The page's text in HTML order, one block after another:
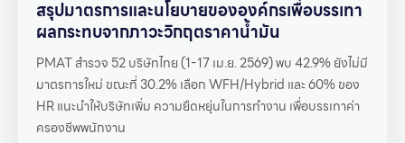
สรุปมาตรการและนโยบายขององค์กรเพื่อบรรเทา
ผลกระทบจากภาวะวิกฤตราคาน้ำมัน
PMAT สำรวจ 52 บริษัทไทย (1-17 เม.ย. 2569) พบ 42.9% ยังไม่มี
มาตรการใหม่ ขณะที่ 30.2% เลือก WFH/Hybrid และ 60% ของ
HR แนะนำให้บริษัทเพิ่ม ความยืดหยุ่นในการทำงาน เพื่อบรรเทาค่า
ครองชีพพนักงาน